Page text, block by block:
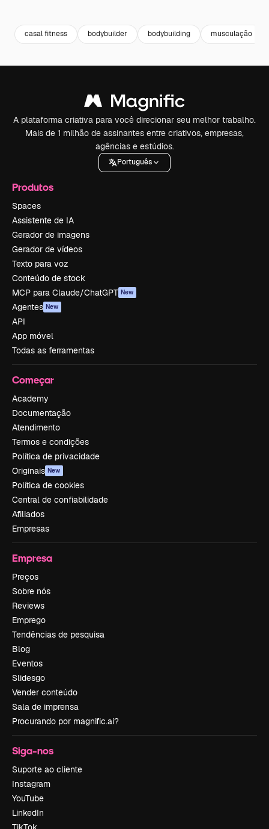
casal fitness bodybuilder bodybuilding musculação
A plataforma criativa para você direcionar seu melhor trabalho.
Mais de 1 milhão de assinantes entre criativos, empresas,
agências e estúdios.
Português
Produtos
Spaces
Assistente de IA
Gerador de imagens
Gerador de vídeos
Texto para voz
Conteúdo de stock
MCP para Claude/ChatGPT New
Agentes New
API
App móvel
Todas as ferramentas
Começar
Academy
Documentação
Atendimento
Termos e condições
Política de privacidade
Originais New
Política de cookies
Central de confiabilidade
Afiliados
Empresas
Empresa
Preços
Sobre nós
Reviews
Emprego
Tendências de pesquisa
Blog
Eventos
Slidesgo
Vender conteúdo
Sala de imprensa
Procurando por magnific.ai?
Siga-nos
Suporte ao cliente
Instagram
YouTube
LinkedIn